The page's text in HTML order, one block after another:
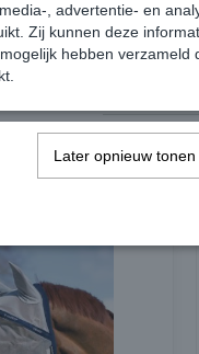
Reacties
, advertentie- en
Zij kunnen deze
hebben
Later opnieuw tonen